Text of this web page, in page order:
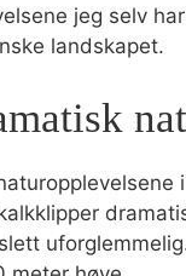
jeg selv
landskapet.